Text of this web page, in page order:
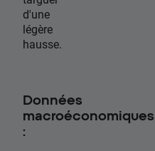
d'une
légère
hausse.
Données
macroéconomiques
: